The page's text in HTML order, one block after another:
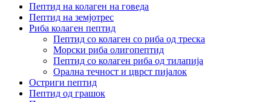
Пептид на колаген на говеда
Пептид на земјотрес
Риба колаген пептид
Пептид со колаген со риба од треска
Морски риба олигопептид
Пептид со колаген риба од тилапија
Орална течност и цврст пијалок
Остриги пептид
Пептид од грашок